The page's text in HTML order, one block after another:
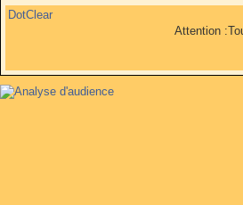
DotClear
Attention